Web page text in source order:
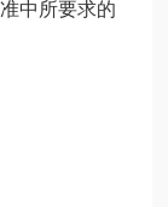
中所要求的